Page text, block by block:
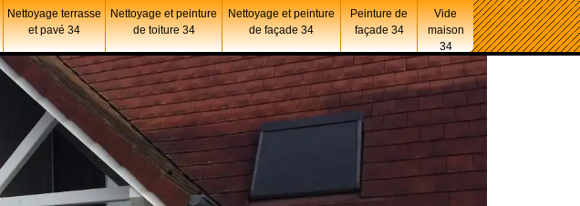
Nettoyage terrasse
et pavé 34
Nettoyage et peinture
de toiture 34
Nettoyage et peinture
de façade 34
Peinture de
façade 34
Vide
maison
34